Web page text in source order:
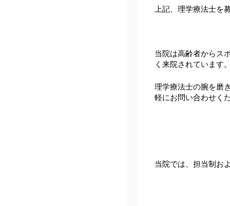
上記、理学療法士を
当院は高齢者からス
く来院されています
理学療法士の腕を磨
軽にお問い合わせく
当院では、担当制お